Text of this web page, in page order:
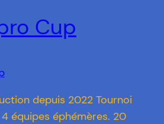
Cup
depuis 2022 Tournoi
équipes éphémères. 20